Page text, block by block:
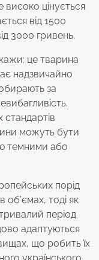
цінується
від 1500
3000 гривень.
це тварина
надзвичайно
за
стандартів
можуть бути
темними або
порід
об’ємах, тоді як
період
адаптуються
що робить їх